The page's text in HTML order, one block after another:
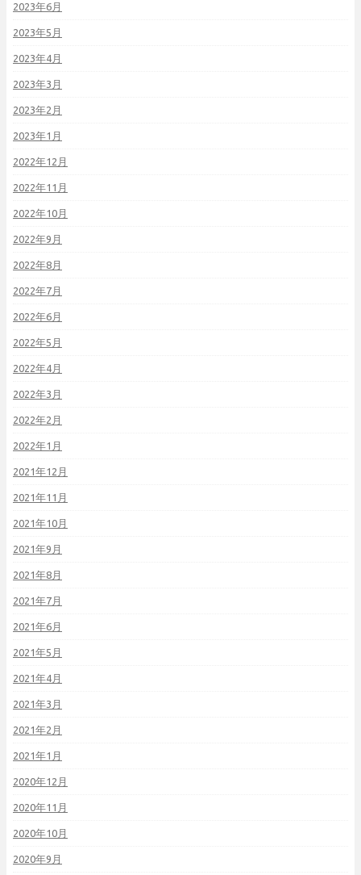
2023年6月
2023年5月
2023年4月
2023年3月
2023年2月
2023年1月
2022年12月
2022年11月
2022年10月
2022年9月
2022年8月
2022年7月
2022年6月
2022年5月
2022年4月
2022年3月
2022年2月
2022年1月
2021年12月
2021年11月
2021年10月
2021年9月
2021年8月
2021年7月
2021年6月
2021年5月
2021年4月
2021年3月
2021年2月
2021年1月
2020年12月
2020年11月
2020年10月
2020年9月